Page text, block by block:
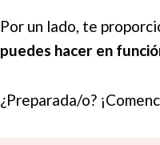
Por un lado, te
puedes hacer en
¿Preparada/o?